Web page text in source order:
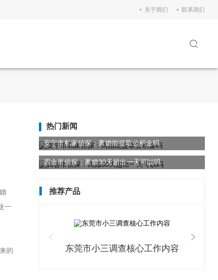
关于我们 联系我们
一
的
热门新闻
安宁市私家侦探：离婚能提取公积金吗
四会市侦探：离婚30天超出一天可以吗
推荐产品
东莞市小三调查核心工作内容